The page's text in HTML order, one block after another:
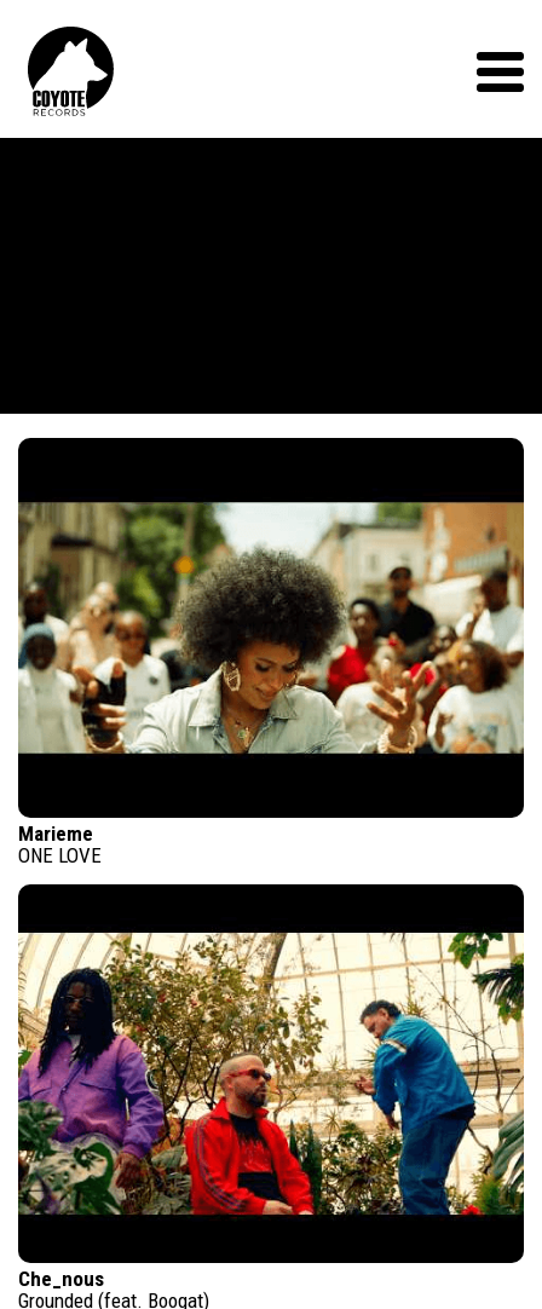
Records
Menu
Marieme
ONE LOVE
Che_nous
Grounded (feat. Boogat)